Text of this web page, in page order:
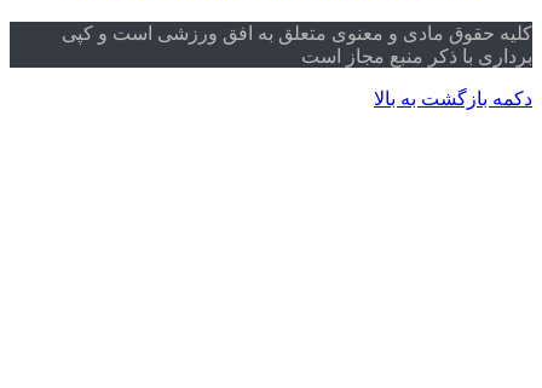
کلیه حقوق مادی و معنوی متعلق به افق ورزشی است و کپی
برداری با ذکر منبع مجاز است
دکمه بازگشت به بالا